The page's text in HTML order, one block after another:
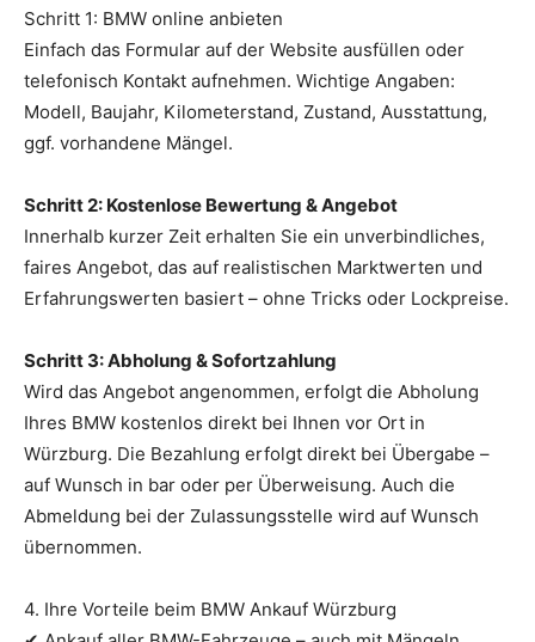
Schritt 1: BMW online anbieten
Einfach das Formular auf der Website ausfüllen oder
telefonisch Kontakt aufnehmen. Wichtige Angaben:
Modell, Baujahr, Kilometerstand, Zustand, Ausstattung,
ggf. vorhandene Mängel.
Schritt 2: Kostenlose Bewertung & Angebot
Innerhalb kurzer Zeit erhalten Sie ein unverbindliches,
faires Angebot, das auf realistischen Marktwerten und
Erfahrungswerten basiert – ohne Tricks oder Lockpreise.
Schritt 3: Abholung & Sofortzahlung
Wird das Angebot angenommen, erfolgt die Abholung
Ihres BMW kostenlos direkt bei Ihnen vor Ort in
Würzburg. Die Bezahlung erfolgt direkt bei Übergabe –
auf Wunsch in bar oder per Überweisung. Auch die
Abmeldung bei der Zulassungsstelle wird auf Wunsch
übernommen.
4. Ihre Vorteile beim BMW Ankauf Würzburg